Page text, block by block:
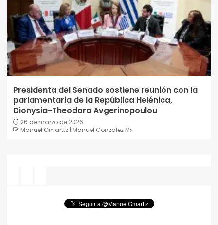
Presidenta del Senado sostiene reunión con la
parlamentaria de la República Helénica,
Dionysia-Theodora Avgerinopoulou
26 de marzo de 2026
Manuel Gmarttz | Manuel Gonzalez Mx